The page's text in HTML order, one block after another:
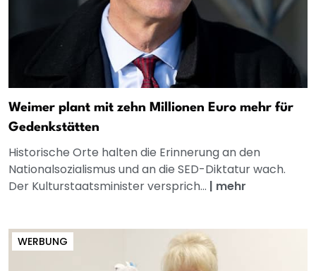
Weimer plant mit zehn Millionen Euro mehr für
Gedenkstätten
Historische Orte halten die Erinnerung an den
Nationalsozialismus und an die SED-Diktatur wach.
Der Kulturstaatsminister versprich... | mehr
WERBUNG